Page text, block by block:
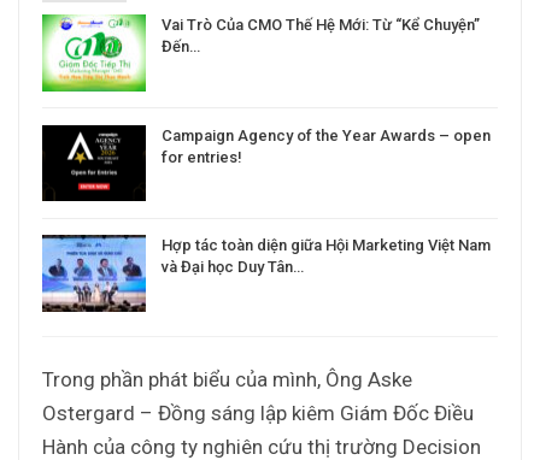
Vai Trò Của CMO Thế Hệ Mới: Từ “Kể Chuyện”
Đến…
Campaign Agency of the Year Awards – open
for entries!
Hợp tác toàn diện giữa Hội Marketing Việt Nam
và Đại học Duy Tân…
Trong phần phát biểu của mình, Ông Aske
Ostergard – Đồng sáng lập kiêm Giám Đốc Điều
Hành của công ty nghiên cứu thị trường Decision